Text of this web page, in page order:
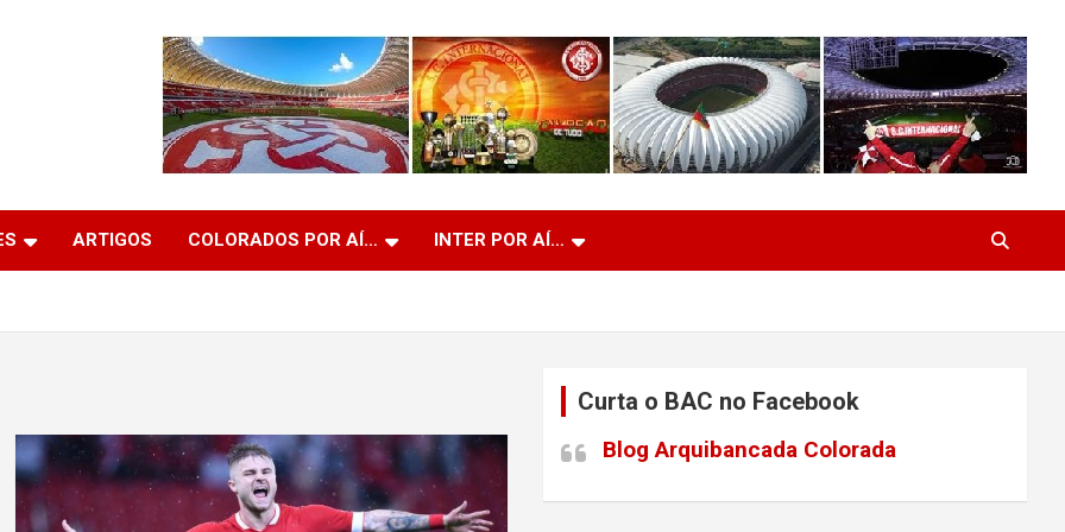
ARTIGOS COLORADOS POR AÍ… INTER POR AÍ…
Curta o BAC no Facebook
Blog Arquibancada Colorada